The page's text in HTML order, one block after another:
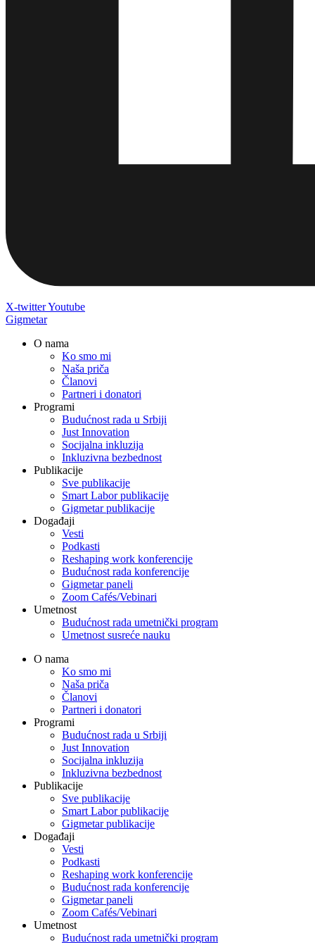
X-twitterYoutube
Gigmetar
O nama
Ko smo mi
Naša priča
Članovi
Partneri i donatori
Programi
Budućnost rada u Srbiji
Just Innovation
Socijalna inkluzija
Inkluzivna bezbednost
Publikacije
Sve publikacije
Smart Labor publikacije
Gigmetar publikacije
Događaji
Vesti
Podkasti
Reshaping work konferencije
Budućnost rada konferencije
Gigmetar paneli
Zoom Cafés/Vebinari
Umetnost
Budućnost rada umetnički program
Umetnost susreće nauku
O nama
Ko smo mi
Naša priča
Članovi
Partneri i donatori
Programi
Budućnost rada u Srbiji
Just Innovation
Socijalna inkluzija
Inkluzivna bezbednost
Publikacije
Sve publikacije
Smart Labor publikacije
Gigmetar publikacije
Događaji
Vesti
Podkasti
Reshaping work konferencije
Budućnost rada konferencije
Gigmetar paneli
Zoom Cafés/Vebinari
Umetnost
Budućnost rada umetnički program